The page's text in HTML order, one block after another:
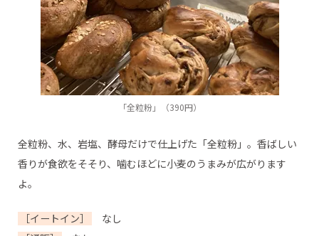
「全粒粉」（390円）
全粒粉、水、岩塩、酵母だけで仕上げた「全粒粉」。香ばしい
香りが食欲をそそり、噛むほどに小麦のうまみが広がります
よ。
［イートイン］
なし